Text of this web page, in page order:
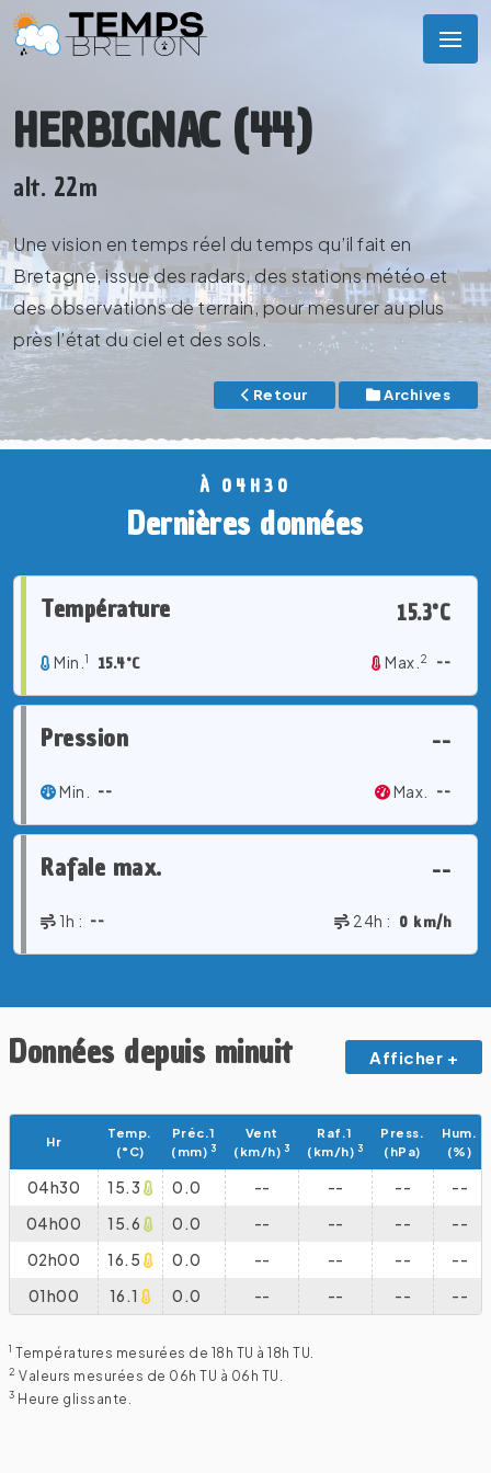
HERBIGNAC (44)
alt. 22m
Une vision en temps réel du temps qu’il fait en
Bretagne, issue des radars, des stations météo et
des observations de terrain, pour mesurer au plus
près l’état du ciel et des sols.
Retour Archives
À 04H30
Dernières données
Température 15.3°C
Min. 1 15.4°C Max. 2 --
Pression --
Min. -- Max. --
Rafale max. --
1h : -- 24h : 0 km/h
Données depuis minuit Afficher +
Hr
Temp.
(°C)
Préc.1
(mm) 3
Vent
(km/h) 3
Raf.1
(km/h) 3
Press.
(hPa)
Hum.
(%)
04h30 15.3 0.0 -- -- --
--
04h00
15.6 0.0 -- -- --
--
02h00
16.5 0.0 -- -- --
--
01h00
16.1 0.0 -- -- -- --
1 Températures mesurées de 18h TU à 18h TU.
2 Valeurs mesurées de 06h TU à 06h TU.
3 Heure glissante.